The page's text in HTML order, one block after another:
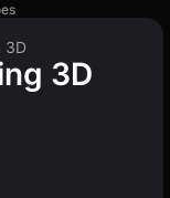
3D
3D